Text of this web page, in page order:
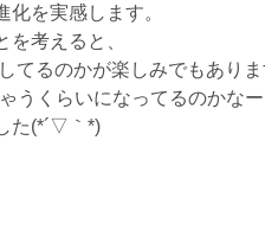
を実感します。
考えると、
てるのかが楽しみでもあり
うくらいになってるのかなー
た(*´▽｀*)